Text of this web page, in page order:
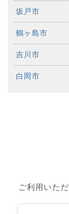
坂戸市
鶴ヶ島市
吉川市
白岡市
ご利用いた